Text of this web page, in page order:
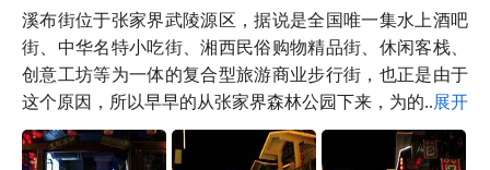
溪布街位于张家界武陵源区，据说是全国唯一集水上酒吧
街、中华名特小吃街、湘西民俗购物精品街、休闲客栈、
创意工坊等为一体的复合型旅游商业步行街，也正是由于
这个原因，所以早早的从张家界森林公园下来，为的...展开